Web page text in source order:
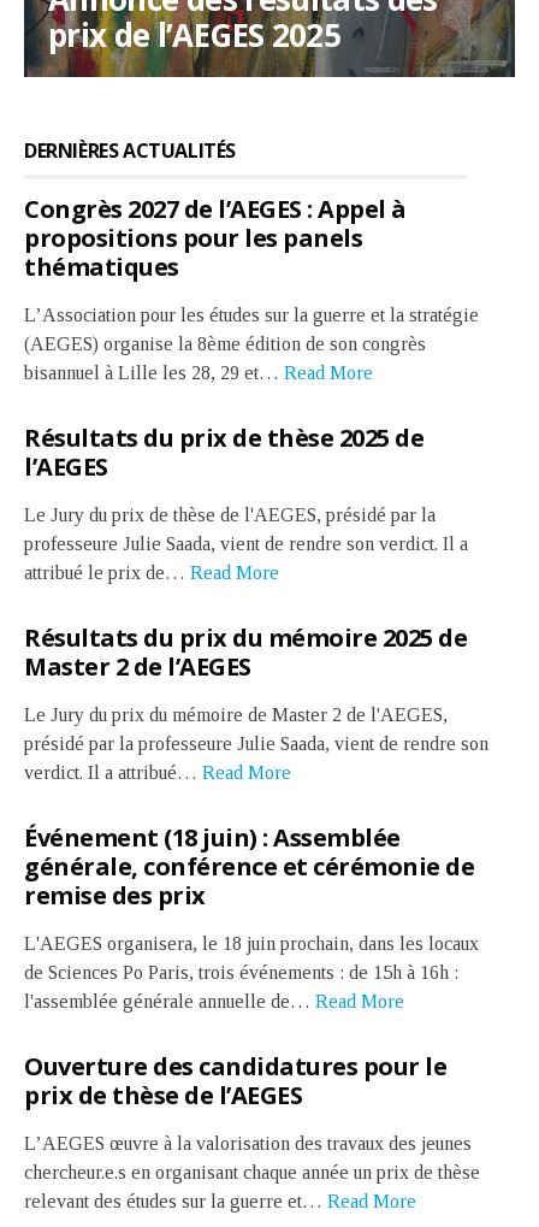
pour les panels thématiques
prix de l’AEGES 2025
2026–2027
académiques
Stand up For Science
Rejoindre et soutenir l’AEGES
Le soutien à la publication
DERNIÈRES ACTUALITÉS
Congrès 2027 de l’AEGES : Appel à
propositions pour les panels
thématiques
L’Association pour les études sur la guerre et la stratégie
(AEGES) organise la 8ème édition de son congrès
bisannuel à Lille les 28, 29 et… Read More
Résultats du prix de thèse 2025 de
l’AEGES
Le Jury du prix de thèse de l'AEGES, présidé par la
professeure Julie Saada, vient de rendre son verdict. Il a
attribué le prix de… Read More
Résultats du prix du mémoire 2025 de
Master 2 de l’AEGES
Le Jury du prix du mémoire de Master 2 de l'AEGES,
présidé par la professeure Julie Saada, vient de rendre son
verdict. Il a attribué… Read More
Événement (18 juin) : Assemblée
générale, conférence et cérémonie de
remise des prix
L'AEGES organisera, le 18 juin prochain, dans les locaux
de Sciences Po Paris, trois événements : de 15h à 16h :
l'assemblée générale annuelle de… Read More
Ouverture des candidatures pour le
prix de thèse de l’AEGES
L’AEGES œuvre à la valorisation des travaux des jeunes
chercheur.e.s en organisant chaque année un prix de thèse
relevant des études sur la guerre et… Read More